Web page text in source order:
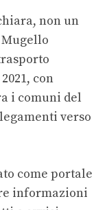
non un
con
i comuni del
verso
come portale
informazioni